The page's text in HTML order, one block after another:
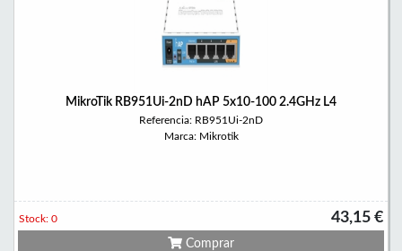
MikroTik RB951Ui-2nD hAP 5x10-100 2.4GHz L4
Referencia: RB951Ui-2nD
Marca: Mikrotik
43,15 €
Stock: 0
Comprar